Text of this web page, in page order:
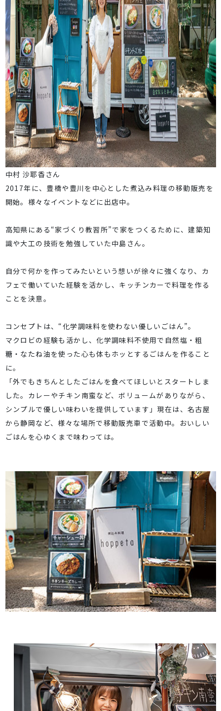
中村 沙耶香さん
2017年に、豊橋や豊川を中心とした煮込み料理の移動販売を
開始。様々なイベントなどに出店中。
高知県にある“家づくり教習所”で家をつくるために、建築知
識や大工の技術を勉強していた中島さん。
自分で何かを作ってみたいという想いが徐々に強くなり、カ
フェで働いていた経験を活かし、キッチンカーで料理を作る
ことを決意。
コンセプトは、“化学調味料を使わない優しいごはん”。
マクロビの経験も活かし、化学調味料不使用で自然塩・粗
糖・なたね油を使った心も体もホッとするごはんを作ること
に。
「外でもきちんとしたごはんを食べてほしいとスタートしま
した。カレーやチキン南蛮など、ボリュームがありながら、
シンプルで優しい味わいを提供しています」現在は、名古屋
から静岡など、様々な場所で移動販売車で活動中。おいしい
ごはんを心ゆくまで味わっては。